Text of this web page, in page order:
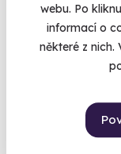
webu. Po
informací o
některé z nich.
Novinka